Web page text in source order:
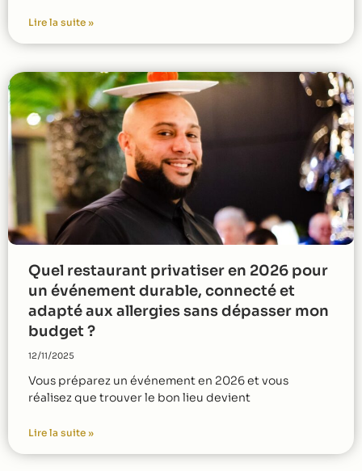
Lire la suite »
Quel restaurant privatiser en 2026 pour
un événement durable, connecté et
adapté aux allergies sans dépasser mon
budget ?
12/11/2025
Vous préparez un événement en 2026 et vous
réalisez que trouver le bon lieu devient
Lire la suite »